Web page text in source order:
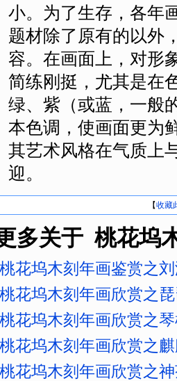
小。为了生存，各年
题材除了原有的以外
容。在画面上，对形
简练刚挺，尤其是在
绿、紫（或蓝，一般
本色调，使画面更为
其艺术风格在气质上
迎。
【收藏
多关于 桃花坞
桃花坞木刻年画鉴赏之
桃花坞木刻年画欣赏之
桃花坞木刻年画欣赏之
桃花坞木刻年画欣赏之
桃花坞木刻年画欣赏之